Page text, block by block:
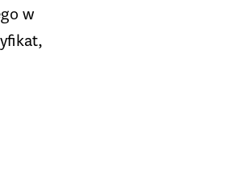
w